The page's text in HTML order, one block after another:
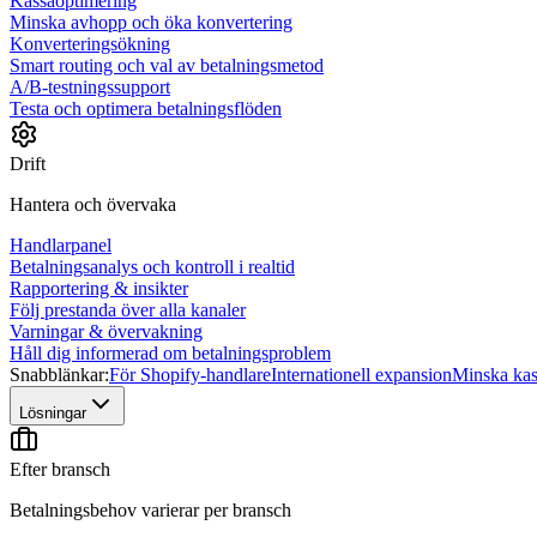
Minska avhopp och öka konvertering
Konverteringsökning
Smart routing och val av betalningsmetod
A/B-testningssupport
Testa och optimera betalningsflöden
Drift
Hantera och övervaka
Handlarpanel
Betalningsanalys och kontroll i realtid
Rapportering & insikter
Följ prestanda över alla kanaler
Varningar & övervakning
Håll dig informerad om betalningsproblem
Snabblänkar:För Shopify-handlareInternationell expansionMinska
Lösningar
Efter bransch
Betalningsbehov varierar per bransch